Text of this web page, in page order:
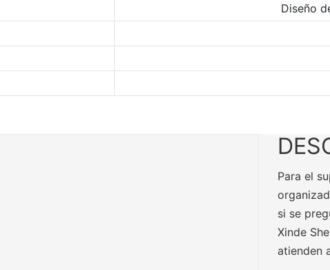
Diseño
Para el
si se
Xinde
atienden